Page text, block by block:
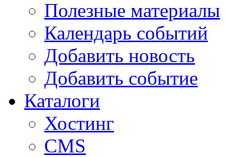
Полезные материалы
Календарь событий
Добавить новость
Добавить событие
Каталоги
Хостинг
CMS